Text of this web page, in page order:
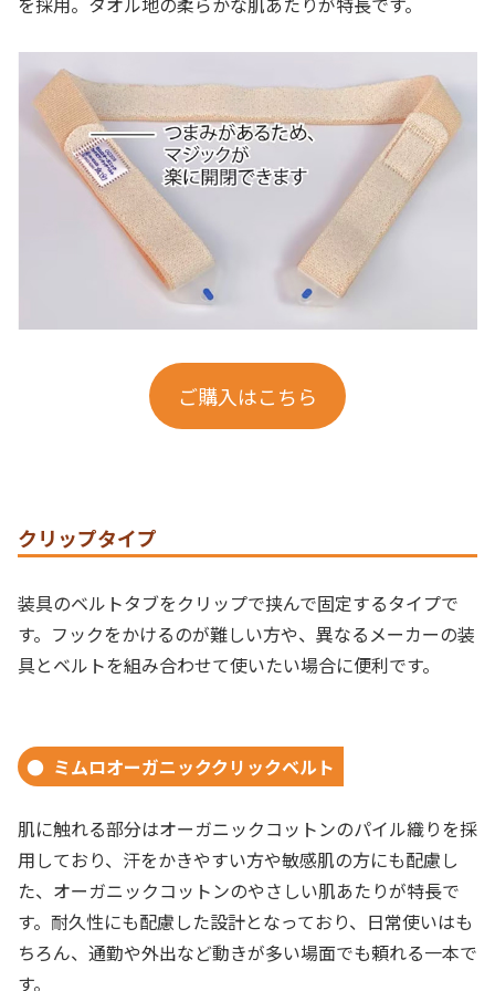
ご購入はこちら
クリップタイプ
装具のベルトタブをクリップで挟んで固定するタイプで
す。フックをかけるのが難しい方や、異なるメーカーの装
具とベルトを組み合わせて使いたい場合に便利です。
ミムロオーガニッククリックベルト
肌に触れる部分はオーガニックコットンのパイル織りを採
用しており、汗をかきやすい方や敏感肌の方にも配慮し
た、オーガニックコットンのやさしい肌あたりが特長で
す。耐久性にも配慮した設計となっており、日常使いはも
ちろん、通勤や外出など動きが多い場面でも頼れる一本で
す。